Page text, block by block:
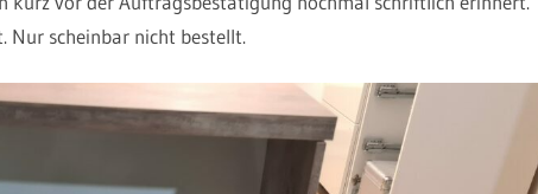
Nur scheinbar nicht bestellt.